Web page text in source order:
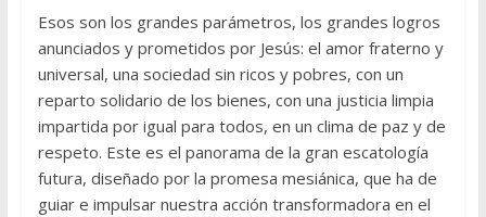
Esos son los grandes parámetros, los grandes logros
anunciados y prometidos por Jesús: el amor fraterno y
universal, una sociedad sin ricos y pobres, con un
reparto solidario de los bienes, con una justicia limpia
impartida por igual para todos, en un clima de paz y de
respeto. Este es el panorama de la gran escatología
futura, diseñado por la promesa mesiánica, que ha de
guiar e impulsar nuestra acción transformadora en el